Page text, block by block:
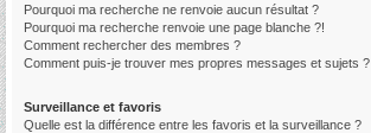
Pourquoi ma recherche ne renvoie aucun résultat ?
Pourquoi ma recherche renvoie une page blanche ?!
Comment rechercher des membres ?
Comment puis-je trouver mes propres messages et sujets ?
Surveillance et favoris
Quelle est la différence entre les favoris et la surveillance ?